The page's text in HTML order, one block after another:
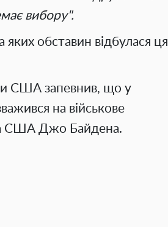
вибору".
обставин відбулася ця
США запевнив, що у
на військове
США Джо Байдена.